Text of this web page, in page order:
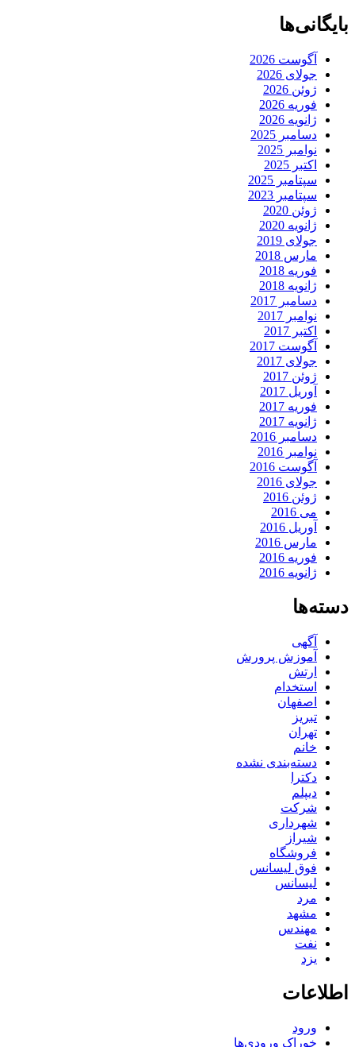
بایگانی‌ها
آگوست 2026
جولای 2026
ژوئن 2026
فوریه 2026
ژانویه 2026
دسامبر 2025
نوامبر 2025
اکتبر 2025
سپتامبر 2025
سپتامبر 2023
ژوئن 2020
ژانویه 2020
جولای 2019
مارس 2018
فوریه 2018
ژانویه 2018
دسامبر 2017
نوامبر 2017
اکتبر 2017
آگوست 2017
جولای 2017
ژوئن 2017
آوریل 2017
فوریه 2017
ژانویه 2017
دسامبر 2016
نوامبر 2016
آگوست 2016
جولای 2016
ژوئن 2016
می 2016
آوریل 2016
مارس 2016
فوریه 2016
ژانویه 2016
دسته‌ها
آگهی
آموزش پرورش
ارتش
استخدام
اصفهان
تبریز
تهران
خانم
دسته‌بندی نشده
دکترا
دیپلم
شرکت
شهرداری
شیراز
فروشگاه
فوق لیسانس
لیسانس
مرد
مشهد
مهندس
نفت
یزد
اطلاعات
ورود
خوراک ورودی‌ها